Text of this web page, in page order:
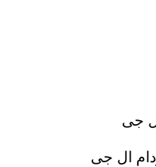
جی
ال جی